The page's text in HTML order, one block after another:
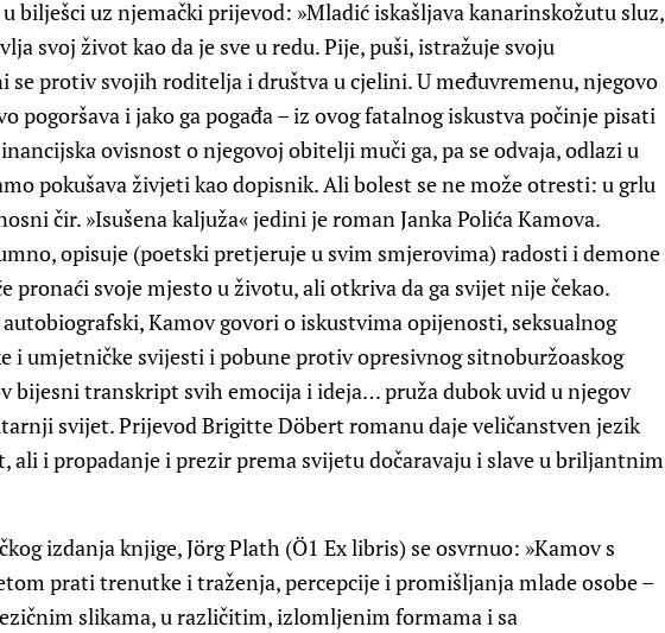
u bilješci uz njemački prijevod: »Mladić iskašljava kanarinskožutu sluz,
svoj život kao da je sve u redu. Pije, puši, istražuje svoju
se protiv svojih roditelja i društva u cjelini. U međuvremenu, njegovo
pogoršava i jako ga pogađa – iz ovog fatalnog iskustva počinje pisati
ovisnost o njegovoj obitelji muči ga, pa se odvaja, odlazi u
pokušava živjeti kao dopisnik. Ali bolest se ne može otresti: u grlu
čir. »Isušena kaljuža« jedini je roman Janka Polića Kamova.
opisuje (poetski pretjeruje u svim smjerovima) radosti i demone
pronaći svoje mjesto u životu, ali otkriva da ga svijet nije čekao.
Kamov govori o iskustvima opijenosti, seksualnog
i umjetničke svijesti i pobune protiv opresivnog sitnoburžoaskog
bijesni transkript svih emocija i ideja… pruža dubok uvid u njegov
svijet. Prijevod Brigitte Döbert romanu daje veličanstven jezik
ali i propadanje i prezir prema svijetu dočaravaju i slave u briljantnim
izdanja knjige, Jörg Plath (Ö1 Ex libris) se osvrnuo: »Kamov s
prati trenutke i traženja, percepcije i promišljanja mlade osobe –
slikama, u različitim, izlomljenim formama i sa